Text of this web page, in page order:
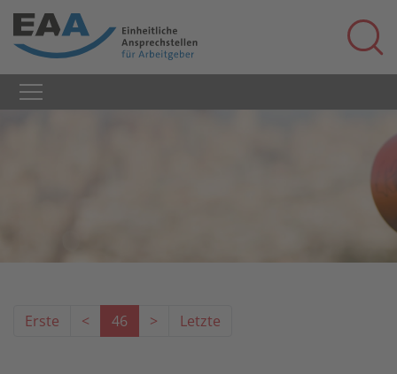
Erste < 46 > Letzte